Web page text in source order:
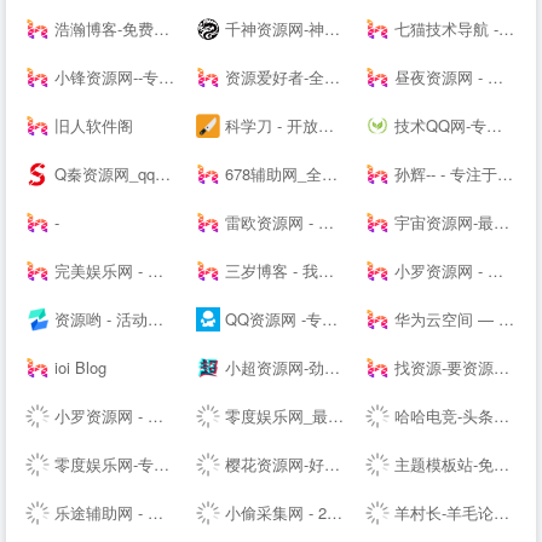
浩瀚博客-免费教程资源网 千神资源网-神一样的资源分享|游戏交流论坛 七猫技术导航 - 学技术,找资源,从这里开始
小锋资源网--专注于优质资源分享,每天更新大量原创技术教程,线报活动,QQ技术、QQ资源、微信资源、宅男福利、网络热门、破解软件等... 资源爱好者-全网资源一网打尽！ 昼夜资源网 - 专注活动，软件，教程分享！总之就是网络那些事。
旧人软件阁 科学刀 - 开放交流，共享精神，走进科学刀论坛 技术QQ网-专注QQ及微信红包活动_QQ新闻资讯_QQ软件下载
Q秦资源网_qq技术网_古圣资源网_乔合软件库_爱收集资源网_qq业务乐园_小刀娱乐网_qq资源网_流氓资源网_qq教程网-好东西不私藏我们专注分享 678辅助网_全网最大免费软件,资源教程,游戏辅助资源网_单机游戏 孙辉-- - 专注于各种焊接设备、电动缸营销和焊接技术分享交流-后花园笔记
- 雷欧资源网 - 善恶资源网,辅助网,678辅助网,小刀娱乐网,破解软件分享,最全面的免费资源平台! 宇宙资源网-最新副业项目推荐-网络赚钱课程分享-创业商机-新媒体运营-资源整合-创业项目
完美娱乐网 - 免费活动福利等分享平台 三岁博客 - 我的世界只有你懂 小罗资源网 - 全网最精免费优质资源,活动线报,实用软件,技术教程等内容
资源哟 - 活动、软件、教程 - 综合资源聚合平台 QQ资源网 -专注分享网络优质资源 华为云空间 — 存于云间，尽享精彩
ioi Blog 小超资源网-劲爆游戏辅助网_我爱辅助网_专注分享绿色软件 找资源-要资源就上找资源|专业提供,免费资源,活动资源,源码资源,励志打造全网最好最全的资源大全-
小罗资源网 - 全网最精免费优质资源,软件,技术等分享 零度娱乐网_最专业的资源收集分享平台_破解软件教程源码分享|易语言源码|线报乐园|最专业的技术网站|最新QQ资讯 哈哈电竞-头条快讯网，综合商业资讯报道
零度娱乐网-专注绿色软件与网络技术分享 樱花资源网-好资源不私藏!大家一起分享! 主题模板站-免费模板,免费源码,PHP源码,网站模板,插件软件资源分享平台!
乐途辅助网 - 我爱辅助网_678辅助网-找辅助上乐途-最大游戏辅助网-热门辅助资源网 小偷采集网 - 24H实时更新全网资源专注网络资源快速收集和查询 羊村长-羊毛论坛，开放交流，共享精神，让你的钱包鼓起来！ - Powered by Discuz!